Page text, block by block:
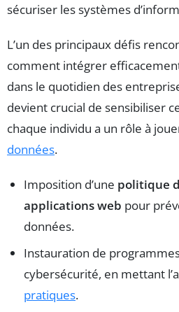
sécuriser les systèmes
L’un des principaux défis
comment intégrer
dans le quotidien des
devient crucial de sensibiliser
chaque individu a un rôle à
données.
Imposition d’une politique
applications web pour
données.
Instauration de
cybersécurité, en mettant
pratiques.